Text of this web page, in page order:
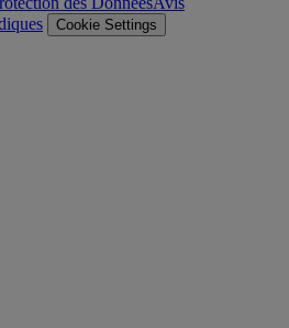
Cookie Settings